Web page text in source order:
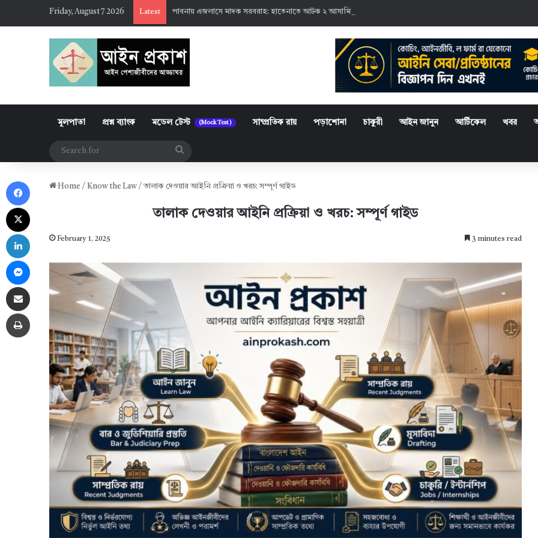
Friday, August 7 2026 Latest পাবনায় এজলাসে মাদক সরবরাহ: হাতেনাতে আটক ২ আসামির কারাদণ্ড
মূলপাতা প্রশ্ন ব্যাংক মডেল টেস্ট (Mock Test) সাম্প্রতিক রায় পড়াশোনা চাকুরী আইন জানুন আর্টিকেল খবর
Home / Know the Law / তালাক দেওয়ার আইনি প্রক্রিয়া ও খরচ: সম্পূর্ণ গাইড
তালাক দেওয়ার আইনি প্রক্রিয়া ও খরচ: সম্পূর্ণ গাইড
February 1, 2025 3 minutes read
Facebook
LinkedIn
Share via Email